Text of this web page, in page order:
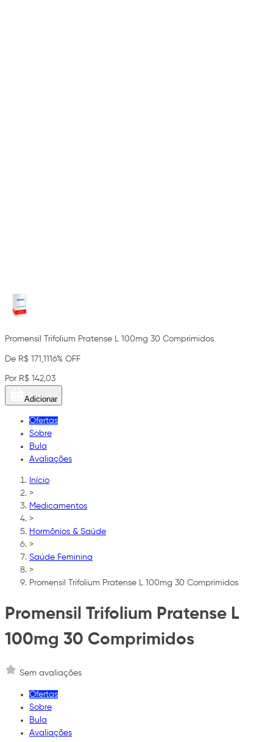
Promensil Trifolium Pratense L 100mg 30 Comprimidos
De R$ 171,1116% OFF
Por R$ 142,03
Adicionar
Ofertas
Sobre
Bula
Avaliações
Início
>
Medicamentos
>
Hormônios & Saúde
>
Saúde Feminina
>
Promensil Trifolium Pratense L 100mg 30 Comprimidos
Promensil Trifolium Pratense L
100mg 30 Comprimidos
Sem avaliações
Ofertas
Sobre
Bula
Avaliações